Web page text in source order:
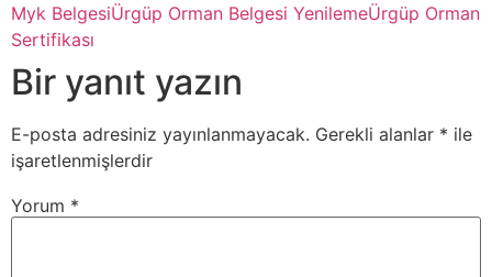
Myk BelgesiÜrgüp Orman Belgesi YenilemeÜrgüp Orman
Sertifikası
Bir yanıt yazın
E-posta adresiniz yayınlanmayacak. Gerekli alanlar * ile
işaretlenmişlerdir
Yorum *